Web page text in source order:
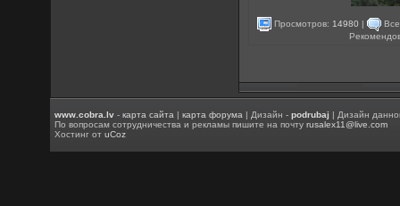
Просмотров: 14980 |
www.cobra.lv -карта сайта |карта форума | Дизайн -podrubaj | Дизайн
По вопросам сотрудничества и рекламы пишите на почтуrusalex11@live.com
Хостинг отuCoz